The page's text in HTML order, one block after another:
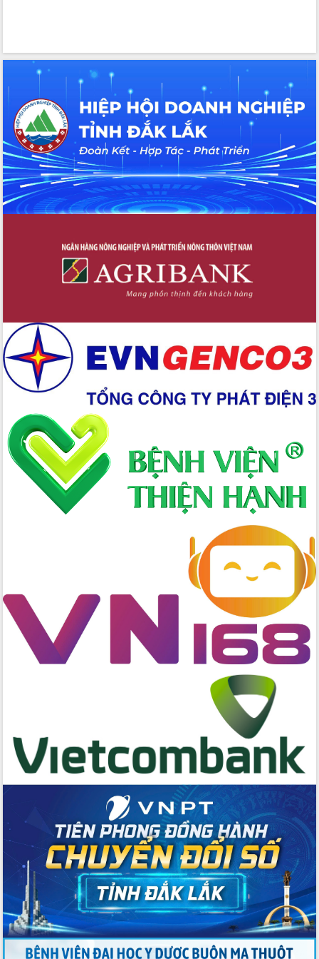
Hội nghị Báo cáo viên Trung ương
tháng 01/2026
Phó Thủ tướng Hồ Quốc Dũng đánh giá
cao kết quả Chiến dịch Quang Trung
tại Đắk Lắk
Hội nghị Ban Chấp hành Đảng bộ tỉnh
Đắk Lắk lần thứ 2 (mở rộng)
Tập trung giải phóng mặt bằng, đẩy
nhanh tiến độ Tuyến đường bộ ven
biển
Gỡ khó, khởi công xây dựng, sửa chữa
UBND tỉnh Đắk Lắk tổng kết công tác
quốc phòng, quân sự địa phương năm
Tập trung triển khai quyết liệt, đồng bộ
các nhiệm vụ đề ra năm 2025
Phát huy vai trò của người có uy tín
trong phòng chống tảo hôn và hôn
nhân cận huyết thống
Nông sản Tây Nguyên thu hút doanh
Đắk Lắk định vị thương hiệu du lịch
“Biển – Rừng – Cà phê” trong không
gian phát triển mới
Hội nghị chia sẻ kinh nghiệm, chuyển
giao kỹ thuật y tế, định hướng phát
triển chuyên sâu đến 2030
trương tái thiết cuộc sống người dân
sau thiên tai
Tập trung nâng cao chất lượng, tổ
chức sản xuất sầu riêng theo hướng
bền vững
Buôn Đăk Tuôr, xã Cư Pui
Khởi công xây dựng Trường Phổ thông
nội trú liên cấp tiểu học và THCS xã Ia
Rvê
Phó Thủ tướng Chính phủ Mai Văn
Chính chia sẻ, động viên người dân
chịu ảnh hưởng nặng từ bão số 13
Chủ tịch UBND tỉnh kiểm tra công tác
phòng, chống bão số 13 tại các địa
bàn xung yếu
Tập trung đẩy nhanh giải ngân nguồn
vốn các chương trình mục tiêu quốc
gia
Xã Ea H'leo giữ vững và nâng cao chất
lượng các tiêu chí nông thôn mới